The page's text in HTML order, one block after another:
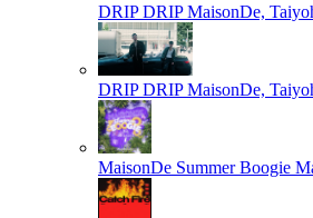
DRIP DRIP MaisonDe,
DRIP DRIP MaisonDe,
MaisonDe Summer Boogie